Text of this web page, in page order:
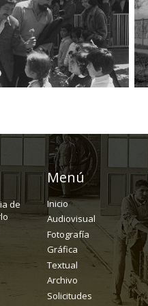
de
Menú
Inicio
Audiovisual
Fotografía
Gráfica
Textual
Archivo
Solicitudes